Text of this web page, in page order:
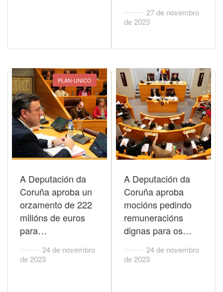
27 de novembro
de 2023
PLAN-UNICO
A Deputación da
Coruña aproba un
orzamento de 222
millóns de euros
para…
24 de novembro
de 2023
A Deputación da
Coruña aproba
mocións pedindo
remuneracións
dignas para os…
24 de novembro
de 2023